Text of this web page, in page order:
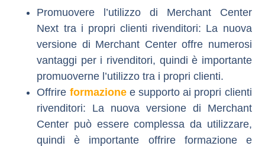
Promuovere l’utilizzo di Merchant Center
Next tra i propri clienti rivenditori: La nuova
versione di Merchant Center offre numerosi
vantaggi per i rivenditori, quindi è importante
promuoverne l’utilizzo tra i propri clienti.
Offrire formazionee supporto ai propri clienti
rivenditori: La nuova versione di Merchant
Center può essere complessa da utilizzare,
quindi è importante offrire formazione e